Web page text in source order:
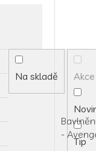
Na skladě Akce
Tip
-